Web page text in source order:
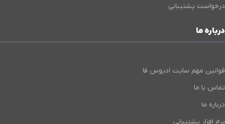
درخواست پشتیبانی
درباره ما
قوانین مهم سایت ادیوس فا
تماس با ما
درباره ما
نرم افزار پشتیبانی